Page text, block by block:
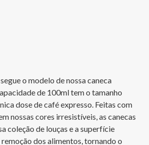
o modelo de nossa caneca
de 100ml tem o tamanho
dose de café expresso. Feitas com
nossas cores irresistíveis, as canecas
coleção de louças e a superfície
dos alimentos, tornando o